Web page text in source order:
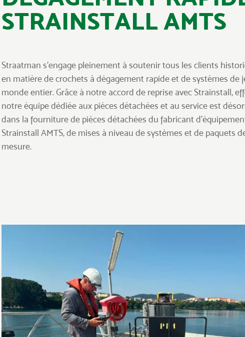
STRAINSTALL AMTS
Straatman s’engage pleinement à soutenir tous les clients
en matière de crochets à dégagement rapide et de systèmes de
monde entier. Grâce à notre accord de reprise avec Strainstall,
notre équipe dédiée aux pièces détachées et au service est
dans la fourniture de pièces détachées du fabricant
Strainstall AMTS, de mises à niveau de systèmes et de paquets
mesure.